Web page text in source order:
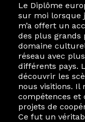
Le Diplôme
sur moi lorsque
m’a offert un
des plus grands
domaine
réseau avec
différents pays.
découvrir les
nous visitions. Il
compétences et
projets de
Ce fut un